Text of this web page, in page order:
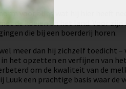
voor alles wat hij hier heeft
de koeien en het land. Voor
die bij een boerderij horen.
meer dan hij zichzelf toedicht
het opzetten en verfijnen van
om de kwaliteit van de
Luuk een prachtige basis waar